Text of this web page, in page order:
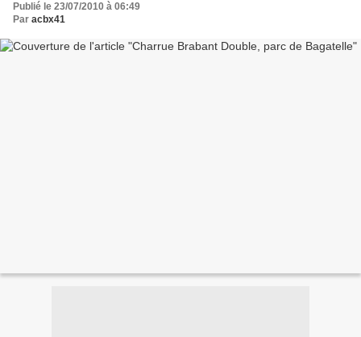
Publié le 23/07/2010 à 06:49
Par acbx41